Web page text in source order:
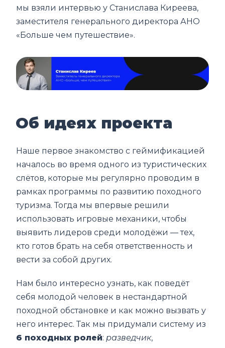
мы взяли интервью у Станислава Киреева,
заместителя генерального директора АНО
«Больше чем путешествие».
Об идеях проекта
Наше первое знакомство с геймификацией
началось во время одного из туристических
слётов, которые мы регулярно проводим в
рамках программы по развитию походного
туризма. Тогда мы впервые решили
использовать игровые механики, чтобы
выявить лидеров среди молодёжи — тех,
кто готов брать на себя ответственность и
вести за собой других.
Нам было интересно узнать, как поведёт
себя молодой человек в нестандартной
походной обстановке и как можно вызвать у
него интерес. Так мы придумали систему из
6 походных ролей:разведчик,